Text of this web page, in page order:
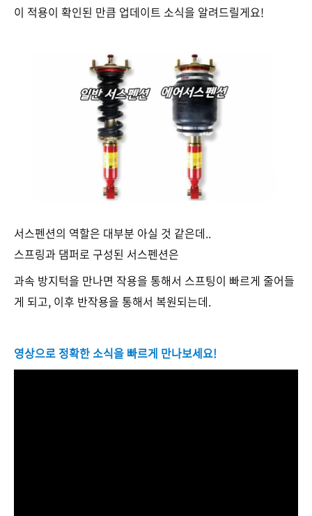
이 적용이 확인된 만큼 업데이트 소식을 알려드릴게요!
서스펜션의 역할은 대부분 아실 것 같은데..
스프링과 댐퍼로 구성된 서스펜션은
과속 방지턱을 만나면 작용을 통해서 스프팅이 빠르게 줄어들
게 되고, 이후 반작용을 통해서 복원되는데.
영상으로 정확한 소식을 빠르게 만나보세요!